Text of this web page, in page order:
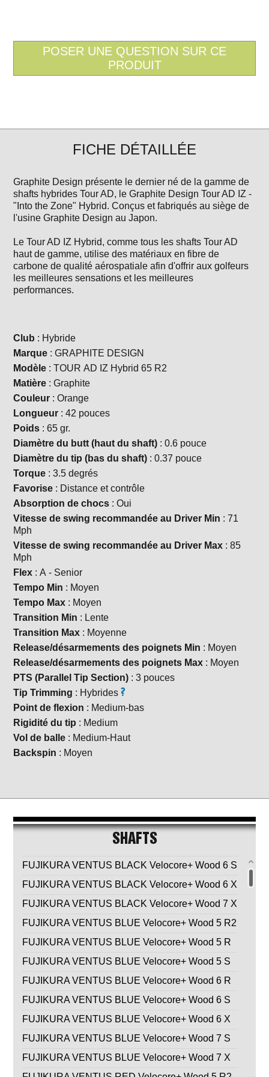
FICHE DÉTAILLÉE
Graphite Design présente le dernier né de la gamme de
shafts hybrides Tour AD, le Graphite Design Tour AD IZ -
"Into the Zone" Hybrid. Conçus et fabriqués au siège de
l'usine Graphite Design au Japon.
Le Tour AD IZ Hybrid, comme tous les shafts Tour AD
haut de gamme, utilise des matériaux en fibre de
carbone de qualité aérospatiale afin d'offrir aux golfeurs
les meilleures sensations et les meilleures
performances.
Club : Hybride
Marque : GRAPHITE DESIGN
Modèle : TOUR AD IZ Hybrid 65 R2
Matière : Graphite
Couleur : Orange
Longueur : 42 pouces
Poids : 65 gr.
Diamètre du butt (haut du shaft) : 0.6 pouce
Diamètre du tip (bas du shaft) : 0.37 pouce
Torque : 3.5 degrés
Favorise : Distance et contrôle
Absorption de chocs : Oui
Vitesse de swing recommandée au Driver Min : 71
Mph
Vitesse de swing recommandée au Driver Max : 85
Mph
Flex : A - Senior
Tempo Min : Moyen
Tempo Max : Moyen
Transition Min : Lente
Transition Max : Moyenne
Release/désarmements des poignets Min : Moyen
Release/désarmements des poignets Max : Moyen
PTS (Parallel Tip Section) : 3 pouces
Tip Trimming : Hybrides
Point de flexion : Medium-bas
Rigidité du tip : Medium
Vol de balle : Medium-Haut
Backspin : Moyen
SHAFTS
FUJIKURA VENTUS BLACK Velocore+ Wood 6 S
FUJIKURA VENTUS BLACK Velocore+ Wood 6 X
FUJIKURA VENTUS BLACK Velocore+ Wood 7 X
FUJIKURA VENTUS BLUE Velocore+ Wood 5 R2
FUJIKURA VENTUS BLUE Velocore+ Wood 5 R
FUJIKURA VENTUS BLUE Velocore+ Wood 5 S
FUJIKURA VENTUS BLUE Velocore+ Wood 6 R
FUJIKURA VENTUS BLUE Velocore+ Wood 6 S
FUJIKURA VENTUS BLUE Velocore+ Wood 6 X
FUJIKURA VENTUS BLUE Velocore+ Wood 7 S
FUJIKURA VENTUS BLUE Velocore+ Wood 7 X